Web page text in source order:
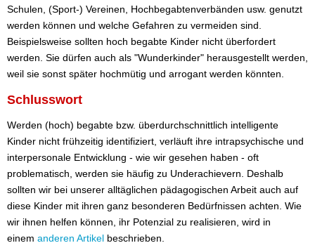
Schulen, (Sport-) Vereinen, Hochbegabtenverbänden usw. genutzt
werden können und welche Gefahren zu vermeiden sind.
Beispielsweise sollten hoch begabte Kinder nicht überfordert
werden. Sie dürfen auch als "Wunderkinder" herausgestellt werden,
weil sie sonst später hochmütig und arrogant werden könnten.
Schlusswort
Werden (hoch) begabte bzw. überdurchschnittlich intelligente
Kinder nicht frühzeitig identifiziert, verläuft ihre intrapsychische und
interpersonale Entwicklung - wie wir gesehen haben - oft
problematisch, werden sie häufig zu Underachievern. Deshalb
sollten wir bei unserer alltäglichen pädagogischen Arbeit auch auf
diese Kinder mit ihren ganz besonderen Bedürfnissen achten. Wie
wir ihnen helfen können, ihr Potenzial zu realisieren, wird in
einem anderen Artikel beschrieben.